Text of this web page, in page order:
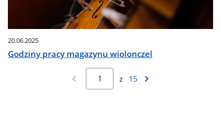
20.06.2025
Godziny pracy magazynu wiolonczel
z 15